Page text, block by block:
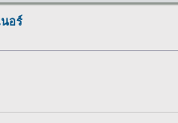
อร์